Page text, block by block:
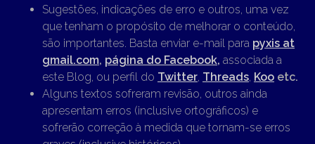
Sugestões, indicações de erro e outros, uma vez
que tenham o propósito de melhorar o conteúdo,
são importantes. Basta enviar e-mail para pyxis at
gmail.com, página do Facebook, associada a
este Blog, ou perfil do Twitter Threads Koo etc.
Alguns textos sofreram revisão, outros ainda
apresentam erros (inclusive ortográficos) e
sofrerão correção à medida que tornam-se erros